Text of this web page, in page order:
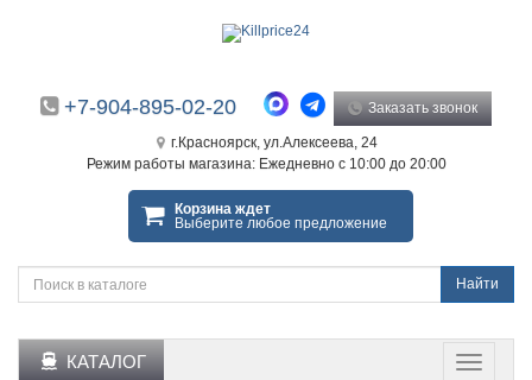
+7-904-895-02-20 Заказать звонок
г.Красноярск, ул.Алексеева, 24
Режим работы магазина: Ежедневно с 10:00 до 20:00
Корзина ждет
Выберите любое предложение
Найти
КАТАЛОГ